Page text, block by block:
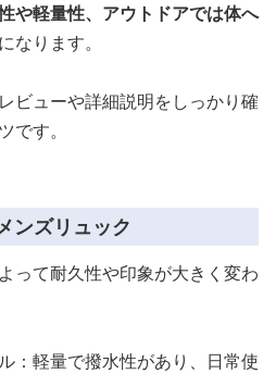
や軽量性、アウトドアでは体へ
なります。
ビューや詳細説明をしっかり確
です。
ンズリュック
って耐久性や印象が大きく変わ
：軽量で撥水性があり、日常使